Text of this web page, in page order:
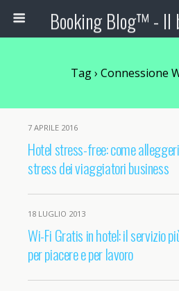
Tag › Connessione
7 APRILE 2016
Hotel stress-free: come
stress dei viaggiatori business
18 LUGLIO 2013
Wi-Fi Gratis in hotel: il servizio
per piacere e per lavoro